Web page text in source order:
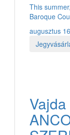
This
Baroque
augusztus